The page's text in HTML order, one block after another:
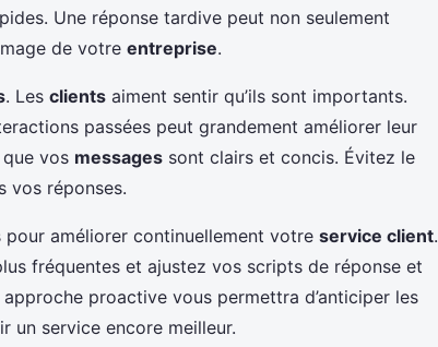
Une réponse tardive peut non seulement
de votre entreprise.
. Les clients aiment sentir qu’ils sont importants.
passées peut grandement améliorer leur
vos messages sont clairs et concis. Évitez le
vos réponses.
pour améliorer continuellement votre service client.
fréquentes et ajustez vos scripts de réponse et
proactive vous permettra d’anticiper les
un service encore meilleur.